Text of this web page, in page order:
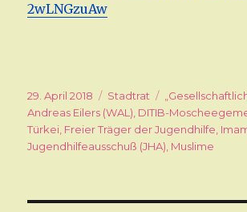
2wLNGzuAw
Veröffentlicht
am
29. April 2018 Kategorien
Stadtrat Schlagwörter
Andreas Eilers (WAL), DITIB-
Türkei, Freier Träger der Jugendhilfe,
Jugendhilfeausschuß (JHA), Muslime